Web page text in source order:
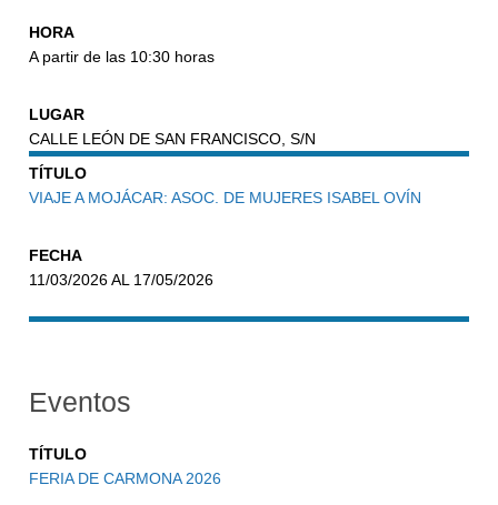
HORA
A partir de las 10:30 horas
LUGAR
CALLE LEÓN DE SAN FRANCISCO, S/N
TÍTULO
VIAJE A MOJÁCAR: ASOC. DE MUJERES ISABEL OVÍN
FECHA
11/03/2026 AL 17/05/2026
Eventos
TÍTULO
FERIA DE CARMONA 2026